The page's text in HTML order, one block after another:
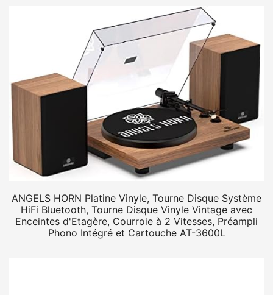
ANGELS HORN Platine Vinyle, Tourne Disque Système
HiFi Bluetooth, Tourne Disque Vinyle Vintage avec
Enceintes d'Etagère, Courroie à 2 Vitesses, Préampli
Phono Intégré et Cartouche AT-3600L